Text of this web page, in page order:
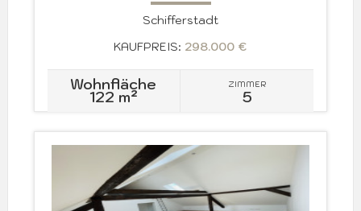
Schifferstadt
KAUFPREIS: 298.000 €
Wohnfläche
122 m²
ZIMMER
5